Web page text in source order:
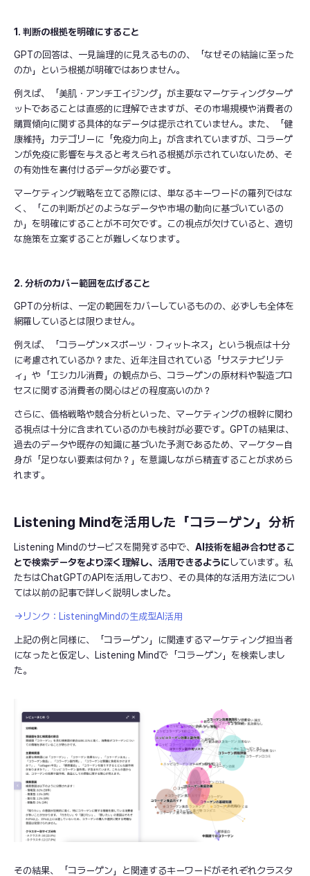
1. 判断の根拠を明確にすること
GPTの回答は、一見論理的に見えるものの、「なぜその結論に至った
のか」という根拠が明確ではありません。
例えば、「美肌・アンチエイジング」が主要なマーケティングターゲ
ットであることは直感的に理解できますが、その市場規模や消費者の
購買傾向に関する具体的なデータは提示されていません。また、「健
康維持」カテゴリーに「免疫力向上」が含まれていますが、コラーゲ
ンが免疫に影響を与えると考えられる根拠が示されていないため、そ
の有効性を裏付けるデータが必要です。
マーケティング戦略を立てる際には、単なるキーワードの羅列ではな
く、「この判断がどのようなデータや市場の動向に基づいているの
か」を明確にすることが不可欠です。この視点が欠けていると、適切
な施策を立案することが難しくなります。
2. 分析のカバー範囲を広げること
GPTの分析は、一定の範囲をカバーしているものの、必ずしも全体を
網羅しているとは限りません。
例えば、「コラーゲン×スポーツ・フィットネス」という視点は十分
に考慮されているか？また、近年注目されている「サステナビリテ
ィ」や「エシカル消費」の観点から、コラーゲンの原材料や製造プロ
セスに関する消費者の関心はどの程度高いのか？
さらに、価格戦略や競合分析といった、マーケティングの根幹に関わ
る視点は十分に含まれているのかも検討が必要です。GPTの結果は、
過去のデータや既存の知識に基づいた予測であるため、マーケター自
身が「足りない要素は何か？」を意識しながら精査することが求めら
れます。
Listening Mindを活用した「コラーゲン」分析
Listening Mindのサービスを開発する中で、 AI技術を組み合わせるこ
とで検索データをより深く理解し、活用できるようにしています。私
たちはChatGPTのAPIを活用しており、その具体的な活用方法につい
ては以前の記事で詳しく説明しました。
→リンク：ListeningMindの生成型AI活用
上記の例と同様に、「コラーゲン」に関連するマーケティング担当者
になったと仮定し、Listening Mindで「コラーゲン」を検索しまし
た。
その結果、「コラーゲン」と関連するキーワードがそれぞれクラスタ